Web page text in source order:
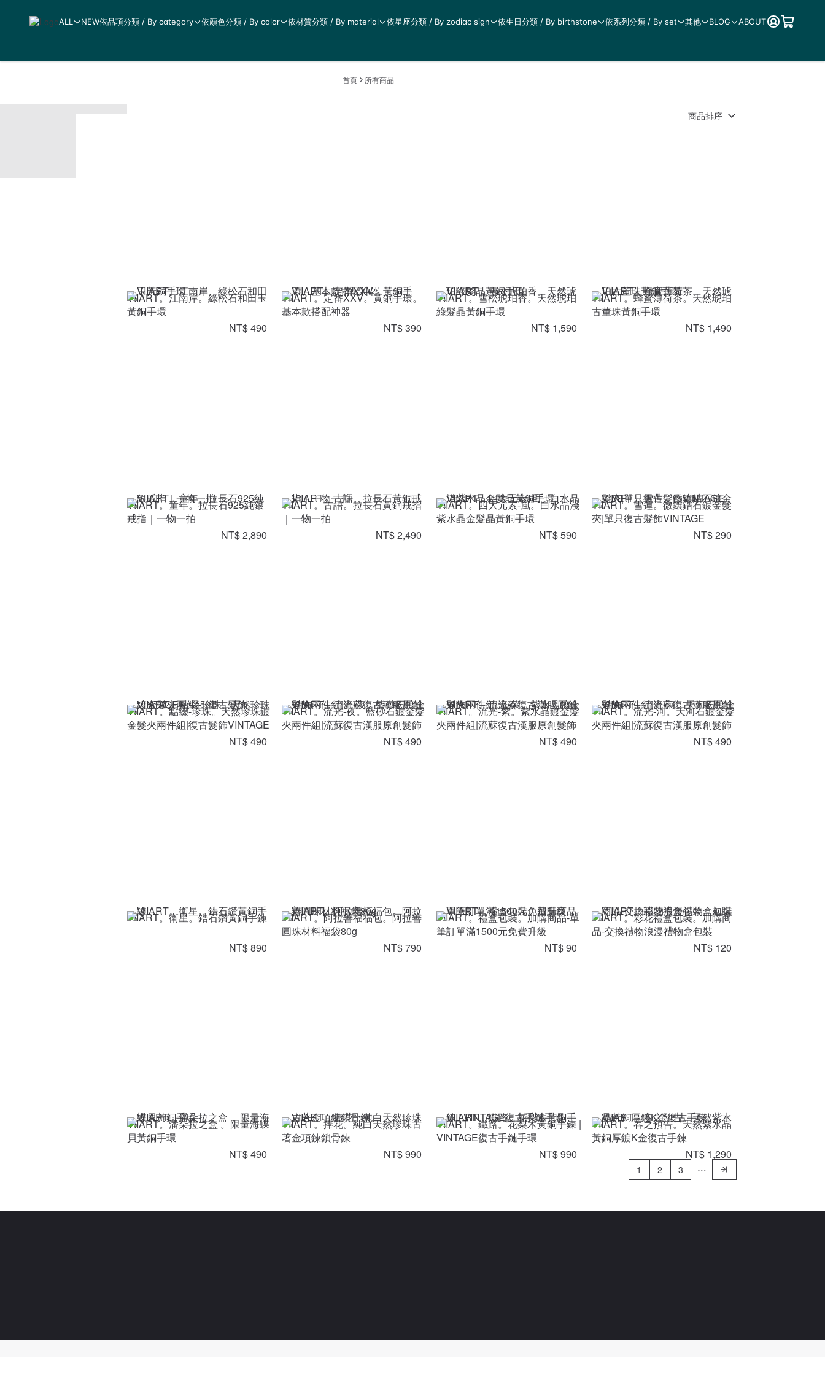
ALL NEW依品項分類 / By category 依顏色分類 / By color 依材質分類 / By material 依星座分類 / By zodiac sign 依生日分類 / By birthstone 依系列分類 / By set 其他 BLOG ABOUT
首頁 所有商品
商品排序
VIIART。江南岸。綠松石和田玉
黃銅手環
NT$ 490
VIIART。定番XXV。黃銅手環。
基本款搭配神器
NT$ 390
VIIART。雪松琥珀香。天然琥珀
綠髮晶黃銅手環
NT$ 1,590
VIIART。蜂蜜薄荷茶。天然琥珀
古董珠黃銅手環
NT$ 1,490
VIIART。童年。拉長石925純銀
戒指｜一物一拍
NT$ 2,890
VIIART。古語。拉長石黃銅戒指
｜一物一拍
NT$ 2,490
VIIART。四大元素-風。白水晶淺
紫水晶金髮晶黃銅手環
NT$ 590
VIIART。雪蓮。微鑲鋯石鍍金髮
夾|單只復古髮飾VINTAGE
NT$ 290
VIIART。點綴-珍珠。天然珍珠鍍
金髮夾兩件組|復古髮飾VINTAGE
NT$ 490
VIIART。流光-夜。藍砂石鍍金髮
夾兩件組|流蘇復古漢服原創髮飾
NT$ 490
VIIART。流光-紫。紫水晶鍍金髮
夾兩件組|流蘇復古漢服原創髮飾
NT$ 490
VIIART。流光-河。天河石鍍金髮
夾兩件組|流蘇復古漢服原創髮飾
NT$ 490
VIIART。衛星。鋯石鑽黃銅手鍊
NT$ 890
VIIART。阿拉善福福包。阿拉善
圓珠材料福袋80g
NT$ 790
VIIART。禮盒包裝。加購商品-單
筆訂單滿1500元免費升級
NT$ 90
VIIART。彩花禮盒包裝。加購商
品-交換禮物浪漫禮物盒包裝
NT$ 120
VIIART。潘朵拉之盒 。限量海蝶
貝黃銅手環
NT$ 490
VIIART。捧花。純白天然珍珠古
著金項鍊鎖骨鍊
NT$ 990
VIIART。鐵路。花梨木黃銅手鍊 |
VINTAGE復古手鏈手環
NT$ 990
VIIART。春之預告。天然紫水晶
黃銅厚鍍K金復古手鍊
NT$ 1,290
1 2 3